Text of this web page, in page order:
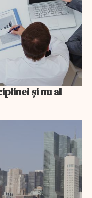
și nu al